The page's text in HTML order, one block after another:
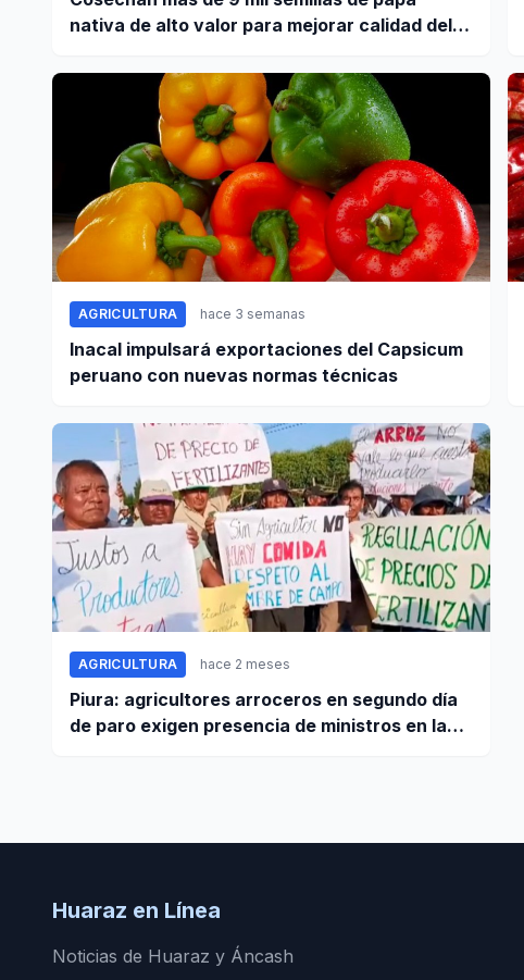
nativa de alto valor para mejorar calidad del
AGRICULTURA hace 3 semanas
Inacal impulsará exportaciones del Capsicum
peruano con nuevas normas técnicas
AGRICULTURA hace 2 meses
Piura: agricultores arroceros en segundo día
de paro exigen presencia de ministros en la
Huaraz en Línea
Noticias de Huaraz y Áncash